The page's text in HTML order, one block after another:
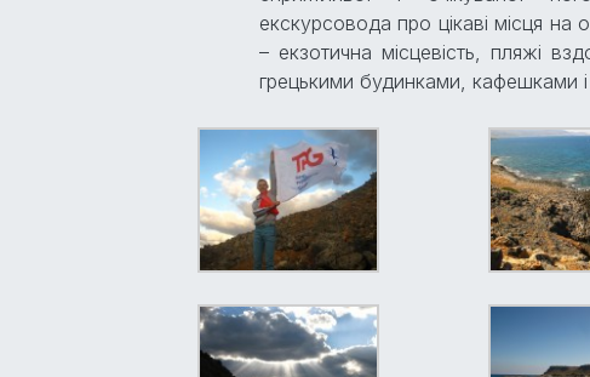
екскурсовода про цікаві місця на
– екзотична місцевість, пляжі
грецькими будинками, кафешками